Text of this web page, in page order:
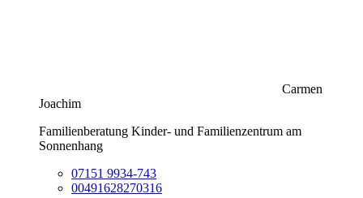
Carmen
Joachim
Familienberatung Kinder- und Familienzentrum am
Sonnenhang
07151 9934-743
00491628270316